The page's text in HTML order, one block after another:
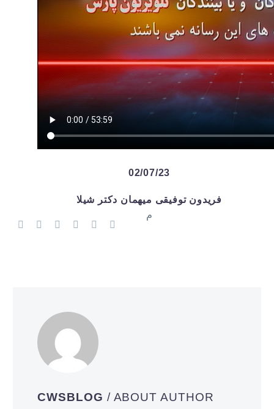
02/07/23
فریدون توفیقی میهمان دکتر شیلا
م
CWSBLOG / ABOUT AUTHOR